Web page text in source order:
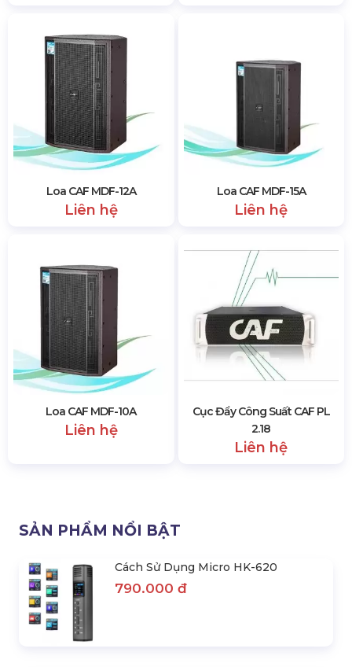
Loa CAF MDF-12A
Liên hệ
Loa CAF MDF-15A
Liên hệ
Loa CAF MDF-10A
Liên hệ
Cục Đẩy Công Suất CAF PL
2.18
Liên hệ
SẢN PHẨM NỔI BẬT
Cách Sử Dụng Micro HK-620
790.000 đ